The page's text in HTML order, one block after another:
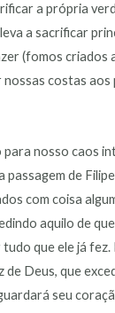
a própria
a sacrificar
(fomos criados
costas aos
nosso caos
passagem de
com coisa
aquilo de
que ele já fez.
de Deus, que
seu